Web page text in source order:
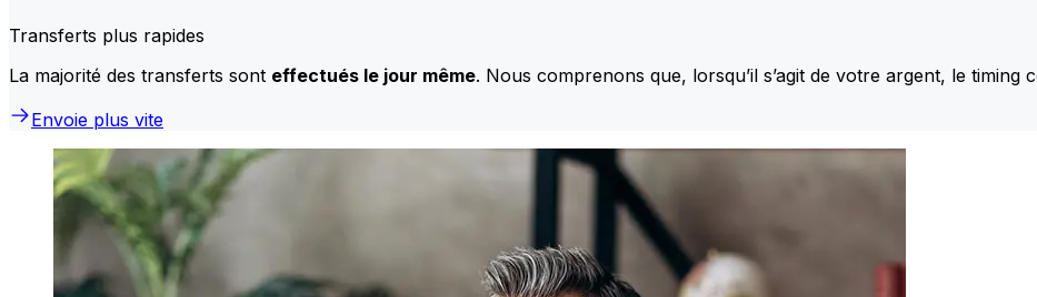
Transferts plus rapides
La majorité des transferts sont effectués le jour même. Nous comprenons que, lorsqu’il s’agit de votre argent, le timing
Envoie plus vite